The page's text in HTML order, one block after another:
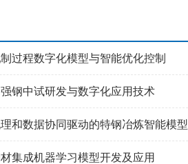
过程数字化模型与智能优化控制
钢中试研发与数字化应用技术
和数据协同驱动的特钢冶炼智能模型
集成机器学习模型开发及应用